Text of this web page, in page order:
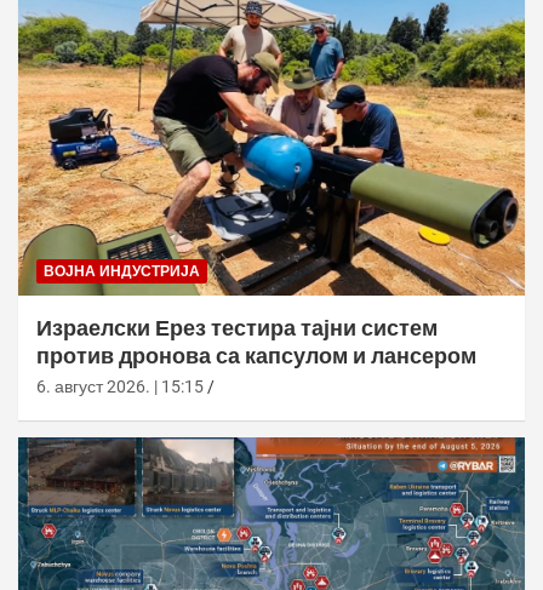
ВОЈНА ИНДУСТРИЈА
Израелски Ерез тестира тајни систем
против дронова са капсулом и лансером
6. август 2026. | 15:15